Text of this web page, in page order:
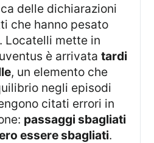
che hanno pesato
Locatelli mette in
è arrivatatardi
, un elemento che
negli episodi
citati errori in
passaggi sbagliati
essere sbagliati.